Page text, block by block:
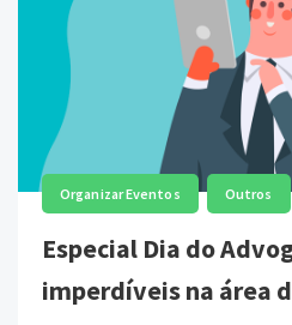
Especial Dia do
imperdíveis na área
Organizar Eventos , Outros